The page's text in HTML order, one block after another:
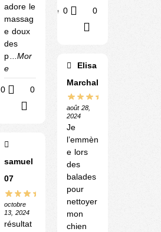
adore le
massag
e doux
des
p
...Mor
e
0 0
samuel
07
octobre
13, 2024
résultat
Utile 0 0
Elisa
Marchal
août 28,
2024
Je
l’emmèn
e lors
des
balades
pour
nettoyer
mon
chien